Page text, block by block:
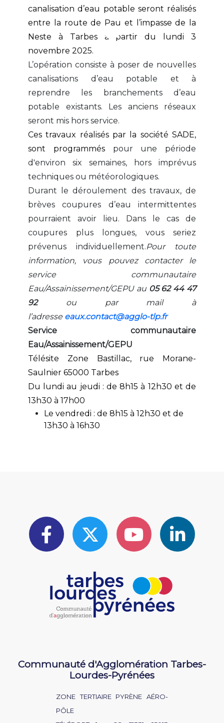
canalisation d’eau potable seront réalisés
entre la route de Pau et l’impasse de la
Neste à Tarbes à partir du lundi 3
novembre 2025.
L’opération consiste à poser de nouvelles
canalisations d’eau potable et à
reprendre les branchements d’eau
potable existants. Les anciens réseaux
seront mis hors service.
Ces travaux réalisés par la société SADE,
sont programmés pour une période
d'environ six semaines, hors imprévus
techniques ou météorologiques.
Durant le déroulement des travaux, de
brèves coupures d’eau intermittentes
pourraient avoir lieu. Dans le cas de
coupures plus longues, vous seriez
prévenus individuellement.Pour toute
information, vous pouvez contacter le
service communautaire
Eau/Assainissement/GEPU au 05 62 44 47
92ou par mail à
l’adresse eaux.contact@agglo-tlp.fr
Service communautaire
Eau/Assainissement/GEPU
Télésite Zone Bastillac, rue Morane-
Saulnier 65000 Tarbes
Du lundi au jeudi : de 8h15 à 12h30 et de
13h30 à 17h00
Le vendredi : de 8h15 à 12h30 et de
13h30 à 16h30
Communauté d'Agglomération Tarbes-
Lourdes-Pyrénées
ZONE TERTIAIRE PYRÈNE AÉRO-
PÔLE